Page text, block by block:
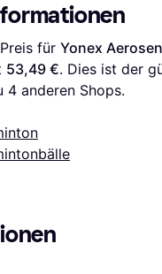
für Yonex
53,49 €. Dies ist der
4 anderen Shops.